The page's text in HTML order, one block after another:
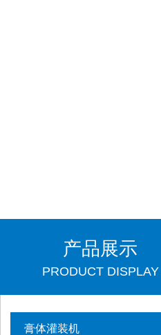
产品展示
PRODUCT DISPLAY
膏体灌装机